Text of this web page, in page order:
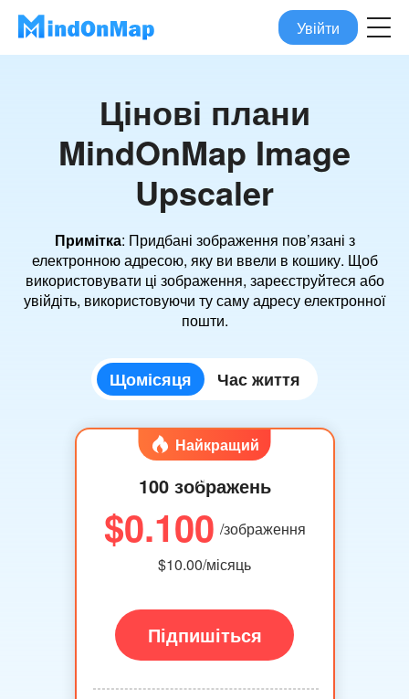
Увійти
Цінові плани
MindOnMap Image
Upscaler
Примітка: Придбані зображення пов’язані з
електронною адресою, яку ви ввели в кошику. Щоб
використовувати ці зображення, зареєструйтеся або
увійдіть, використовуючи ту саму адресу електронної
пошти.
Щомісяця Час життя
Найкращий
продавець
100 зображень
$0.100 /зображення
$10.00/місяць
Підпишіться